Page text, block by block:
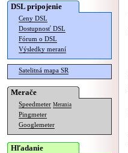
DSL pripojenie
Ceny DSL
Dostupnosť DSL
Fórum o DSL
Výsledky meraní
Satelitná mapa SR
Merače
Speedmeter Merania
Pingmeter
Googlemeter
Hľadanie